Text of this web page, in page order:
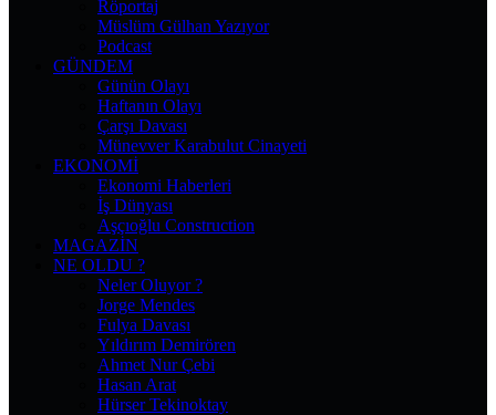
Röportaj
Müslüm Gülhan Yazıyor
Podcast
GÜNDEM
Günün Olayı
Haftanın Olayı
Çarşı Davası
Münevver Karabulut Cinayeti
EKONOMI
Ekonomi Haberleri
İş Dünyası
Aşçıoğlu Construction
MAGAZIN
NE OLDU ?
Neler Oluyor ?
Jorge Mendes
Fulya Davası
Yıldırım Demirören
Ahmet Nur Çebi
Hasan Arat
Hürser Tekinoktay